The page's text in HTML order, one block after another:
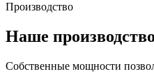
Производство
Наше производство
Собственные мощности